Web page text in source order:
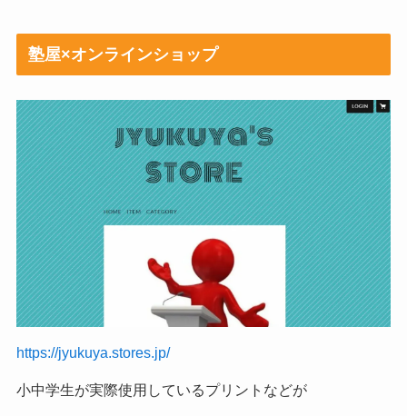
塾屋×オンラインショップ
https://jyukuya.stores.jp/
小中学生が実際使用しているプリントなどが